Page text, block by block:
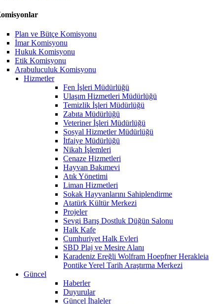
Plan ve Bütçe Komisyonu
İmar Komisyonu
Hukuk Komisyonu
Etik Komisyonu
Arabuluculuk Komisyonu
Hizmetler
Fen İşleri Müdürlüğü
Ulaşım Hizmetleri Müdürlüğü
Temizlik İşleri Müdürlüğü
Zabıta Müdürlüğü
Veteriner İşleri Müdürlüğü
Sosyal Hizmetler Müdürlüğü
İtfaiye Müdürlüğü
Nikah İşlemleri
Cenaze Hizmetleri
Hayvan Bakımevi
Atık Yönetimi
Liman Hizmetleri
Sokak Hayvanlarını Sahiplendirme
Atatürk Kültür Merkezi
Projeler
Sevgi Barış Dostluk Düğün Salonu
Halk Kafe
Cumhuriyet Halk Evleri
SBD Plaj ve Mesire Alanı
Karadeniz Ereğli Wolfram Hoepfner Herakleia
Pontike Yerel Tarih Araştırma Merkezi
Güncel
Haberler
Duyurular
Güncel İhaleler